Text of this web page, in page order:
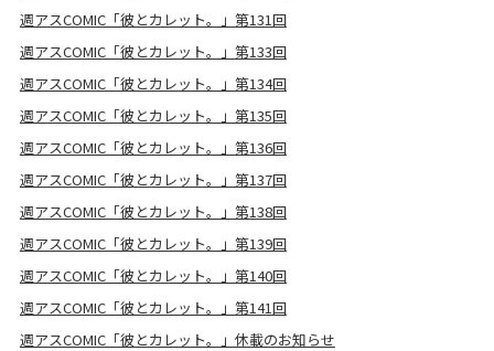
週アスCOMIC「彼とカレット。」第131回
週アスCOMIC「彼とカレット。」第133回
週アスCOMIC「彼とカレット。」第134回
週アスCOMIC「彼とカレット。」第135回
週アスCOMIC「彼とカレット。」第136回
週アスCOMIC「彼とカレット。」第137回
週アスCOMIC「彼とカレット。」第138回
週アスCOMIC「彼とカレット。」第139回
週アスCOMIC「彼とカレット。」第140回
週アスCOMIC「彼とカレット。」第141回
週アスCOMIC「彼とカレット。」休載のお知らせ